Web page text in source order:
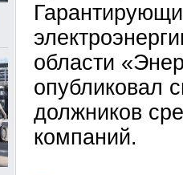
области
опубликовал
должников
компаний.